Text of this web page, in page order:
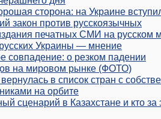
сторона: на Украине
закон против русскоязычных
печатных СМИ на русском
Украины — мнение
совпадение: о резком падении
на мировом рынке (ФОТО)
в список стран с
на орбите
сценарий в Казахстане и кто за